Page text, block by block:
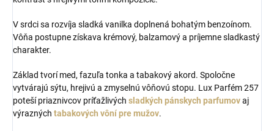
V srdci sa rozvíja sladká vanilka doplnená bohatým benzoínom.
Vôňa postupne získava krémový, balzamový a príjemne sladkastý
charakter.
Základ tvorí med, fazuľa tonka a tabakový akord. Spoločne
vytvárajú sýtu, hrejivú a zmyselnú vôňovú stopu. Lux Parfém 257
poteší priaznivcov príťažlivých sladkých pánskych parfumovaj
výrazných tabakových vôní pre mužov.